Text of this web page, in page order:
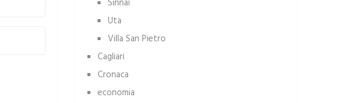
Sinnai
Uta
Villa San Pietro
Cagliari
Cronaca
economia